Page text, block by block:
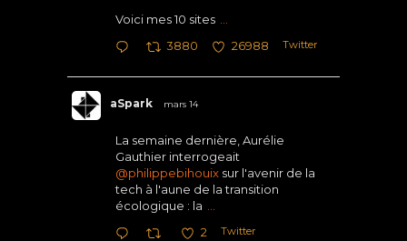
Voici mes 10 sites
3880 26988 Twitter
aSpark mars 14
La semaine dernière, Aurélie
Gauthier interrogeait
@philippebihouix sur l'avenir de la
tech à l'aune de la transition
écologique : la
2 Twitter